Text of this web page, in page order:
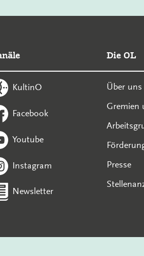
KultinO
Facebook
Youtube
Instagram
Newsletter
Die OL
Über uns
Gremien
Presse